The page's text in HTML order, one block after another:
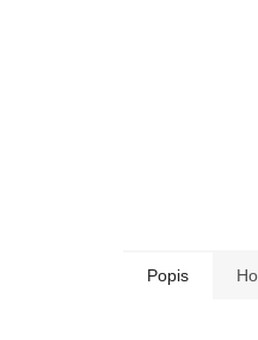
Popis